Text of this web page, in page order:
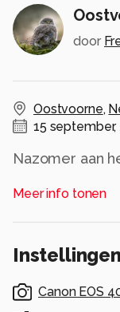
door
Oostvoorne,
15 september,
Nazomer aan
Alle rechten
Meer info tonen
Instellingen
Canon EOS